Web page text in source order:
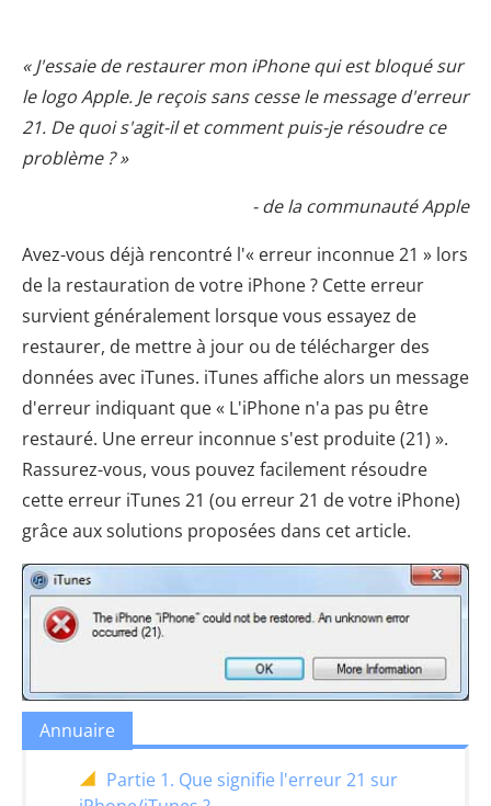
« J'essaie de restaurer mon iPhone qui est bloqué sur
le logo Apple. Je reçois sans cesse le message d'erreur
21. De quoi s'agit-il et comment puis-je résoudre ce
problème ? »
- de la communauté Apple
Avez-vous déjà rencontré l'« erreur inconnue 21 » lors
de la restauration de votre iPhone ? Cette erreur
survient généralement lorsque vous essayez de
restaurer, de mettre à jour ou de télécharger des
données avec iTunes. iTunes affiche alors un message
d'erreur indiquant que « L'iPhone n'a pas pu être
restauré. Une erreur inconnue s'est produite (21) ».
Rassurez-vous, vous pouvez facilement résoudre
cette erreur iTunes 21 (ou erreur 21 de votre iPhone)
grâce aux solutions proposées dans cet article.
Annuaire
Partie 1. Que signifie l'erreur 21 sur